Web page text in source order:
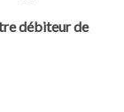
débiteur de